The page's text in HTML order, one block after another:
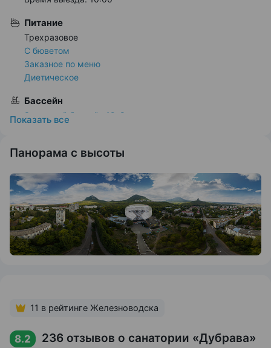
Питание
Трехразовое
С бюветом
Заказное по меню
Диетическое
Бассейн
Закрытый бассейн 12х8 м
От ж/д вокзала 2.1 км
От Аэропорта 16 км
До парка 500 м
До источника 990 м
До центра города 2.5 км
Развлечения
Караоке
Настольный теннис
Показать всe
Панорама с высоты
8.2 236 отзывов о санатории «Дубрава»
11 в рейтинге Железноводска